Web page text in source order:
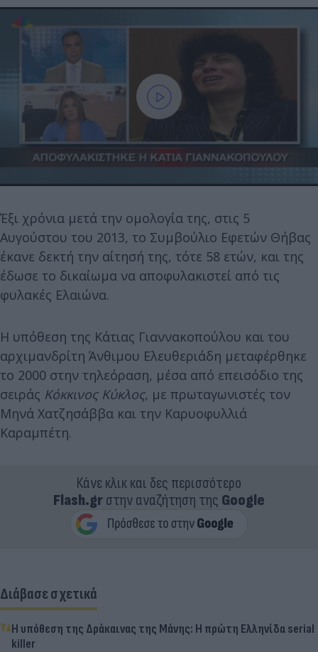
Έξι χρόνια μετά την ομολογία της, στις 5
Αυγούστου του 2013, το Συμβούλιο Εφετών Θήβας
έκανε δεκτή την αίτησή της, τότε 58 ετών, και της
έδωσε το δικαίωμα να αποφυλακιστεί από τις
φυλακές Ελαιώνα.
Η υπόθεση της Κάτιας Γιαννακοπούλου και του
αρχιμανδρίτη Άνθιμου Ελευθεριάδη μεταφέρθηκε
το 2000 στην τηλεόραση, μέσα από επεισόδιο της
σειράς Κόκκινος Κύκλος, με πρωταγωνιστές τον
Μηνά Χατζησάββα και την Καρυοφυλλιά
Καραμπέτη.
Κάνε κλικ και δες περισσότερο
Flash.grστην αναζήτηση της Google
Διάβασε σχετικά
Η υπόθεση της Δράκαινας της Μάνης: Η πρώτη Ελληνίδα serial
killer